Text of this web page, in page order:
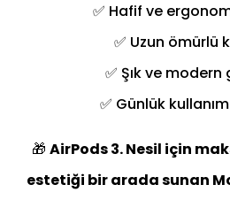
✅ Hafif ve
✅ Uzun ömürlü
✅ Şık ve
✅ Günlük
🎁 AirPods 3. Nesil için
estetiği bir arada sunan